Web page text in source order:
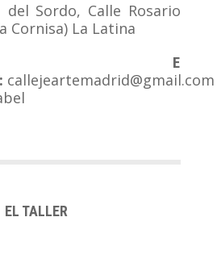
del Sordo, Calle Rosario
Cornisa) La Latina
E
callejeartemadrid@gmail.com
EL TALLER